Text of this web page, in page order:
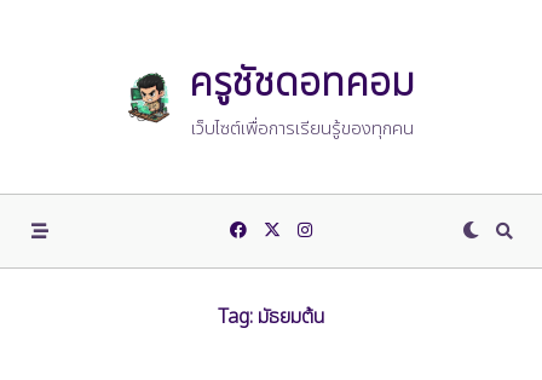
ครูชัชดอทคอม
เว็บไซต์เพื่อการเรียนรู้ของทุกคน
Tag: มัธยมต้น